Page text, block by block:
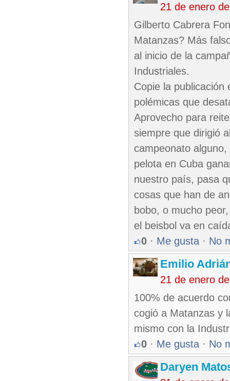
21 de enero
Gilberto Cabrera
Matanzas? Más
al inicio de la
Industriales.
Copie la
polémicas que
Aprovecho para
siempre que dirigió
campeonato
pelota en Cuba
nuestro país, pasa
cosas que han de
bobo, o mucho
el beisbol va en
0 · Me gusta · No
Emilio
21 de enero
100% de acuerdo
cogió a Matanzas y
mismo con la
0 · Me gusta · No
Daryen